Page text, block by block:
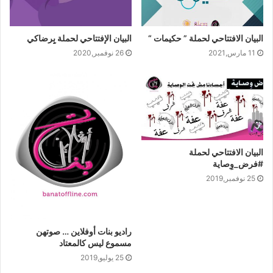
المتحدة “بان كى مون” فى مناسبة إطلاق حملة “اتحدوا لإنهاء
العنف ضد المرأة”، أن يحث الجميع على العمل لمكافحة العنف،
قائلا “اكسروا حاجز الصمت ولا تقفوا مكتوفى الأيدى عند
مشاهدة ظواهر العنف ضد النساء والفتيات”.
وقالت سميرة التويجرى، المديرة الإقليمية للدول العربية فى
هيئة الأمم المتحدة، إن “العنف حقيقة واقعة تحدث مع إطلالة
كل يوم جديد لتطمس الأمل وتغلق الأبواب فى وجه نساء وفتيات
يتعرضن للعنف الجسدى واللفظى والجنسى ويستسلمن
للصمت”.
وأعطت سميرة التويجرى مثالاً عن المغرب، إذ “بلغت كلفة
التقاضى المرتبط بالعنف 6 ملايين دولار سنوياً، فى حين أوضح
مقدمو الخدمات أن كلفة الاعتناء بالضحايا قد بلغت 196 مليون
“الشريط الابيض” فى السعودية والتى تهدف إلى مساندة الرجل
لمبدأ إنهاء العنف ضد المرأة، أنه لا يوجد إحصاءات دقيقة
وشاملة عن العنف ضد المرأة فى السعودية، ولكن هناك
البيان الافتتاحي لحملة ” حكيمات “
11 مارس,2021
البيان الإفتتاحي لحملة بِِِرضاكي
26 نوفمبر,2020
البيان الافتتاحي لحملة
#فرض_وِصاية
25 نوفمبر,2019
راديو بنات أوفلاين … صوتهن
مسموع ليس كالمعتاد
25 يوليو,2019